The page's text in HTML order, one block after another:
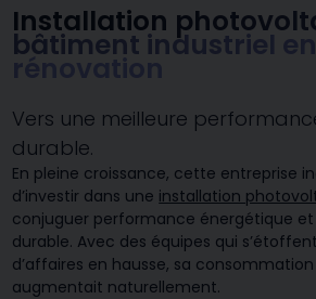
Installation
bâtiment industriel en
Vers une meilleure
durable.
En pleine croissance, cette entreprise
d’investir dans une installation
conjuguer performance énergétique
durable. Avec des équipes qui
d’affaires en hausse, sa
augmentait naturellement.